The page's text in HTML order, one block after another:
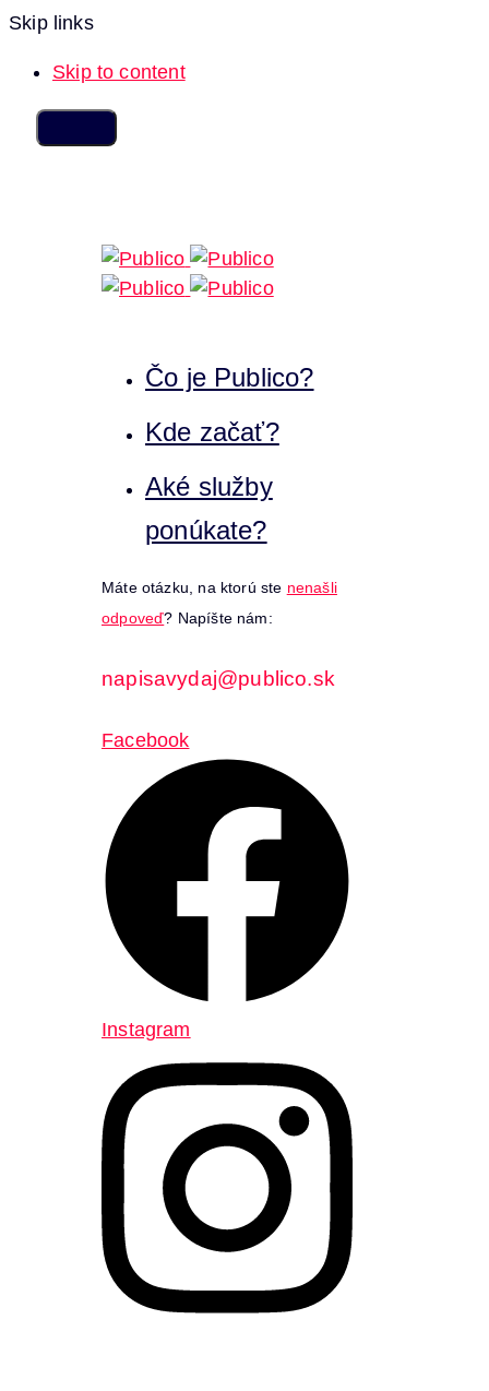
Skip links
Skip to content
Čo je Publico?
Kde začať?
Aké služby
ponúkate?
Máte otázku, na ktorú ste nenašli
odpoveď? Napíšte nám:
napisavydaj@publico.sk
Facebook
Instagram